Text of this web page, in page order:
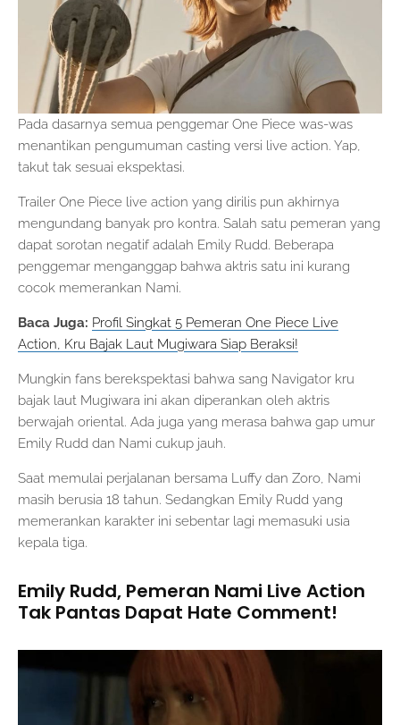
Pada dasarnya semua penggemar One Piece was-was
menantikan pengumuman casting versi live action. Yap,
takut tak sesuai ekspektasi.
Trailer One Piece live action yang dirilis pun akhirnya
mengundang banyak pro kontra. Salah satu pemeran yang
dapat sorotan negatif adalah Emily Rudd. Beberapa
penggemar menganggap bahwa aktris satu ini kurang
cocok memerankan Nami.
Baca Juga: Profil Singkat 5 Pemeran One Piece Live
Action, Kru Bajak Laut Mugiwara Siap Beraksi!
Mungkin fans berekspektasi bahwa sang Navigator kru
bajak laut Mugiwara ini akan diperankan oleh aktris
berwajah oriental. Ada juga yang merasa bahwa gap umur
Emily Rudd dan Nami cukup jauh.
Saat memulai perjalanan bersama Luffy dan Zoro, Nami
masih berusia 18 tahun. Sedangkan Emily Rudd yang
memerankan karakter ini sebentar lagi memasuki usia
kepala tiga.
Emily Rudd, Pemeran Nami Live Action
Tak Pantas Dapat Hate Comment!